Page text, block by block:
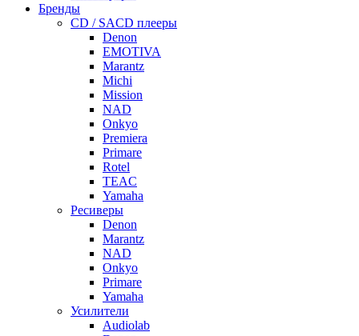
Бренды
CD / SACD плееры
Denon
EMOTIVA
Marantz
Michi
Mission
NAD
Onkyo
Premiera
Primare
Rotel
TEAC
Yamaha
Ресиверы
Denon
Marantz
NAD
Onkyo
Primare
Yamaha
Усилители
Audiolab